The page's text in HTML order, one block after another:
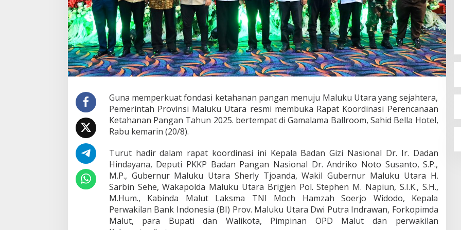
n
a
a
n
K
a
h
a
n
a
n
g
a
n
P
r
Guna memperkuat fondasi ketahanan pangan menuju Maluku Utara yang sejahtera,
Pemerintah Provinsi Maluku Utara resmi membuka Rapat Koordinasi Perencanaan
Ketahanan Pangan Tahun 2025. bertempat di Gamalama Ballroom, Sahid Bella Hotel,
Rabu kemarin (20/8).
Turut hadir dalam rapat koordinasi ini Kepala Badan Gizi Nasional Dr. Ir. Dadan
Hindayana, Deputi PKKP Badan Pangan Nasional Dr. Andriko Noto Susanto, S.P.,
M.P., Gubernur Maluku Utara Sherly Tjoanda, Wakil Gubernur Maluku Utara H.
Sarbin Sehe, Wakapolda Maluku Utara Brigjen Pol. Stephen M. Napiun, S.I.K., S.H.,
M.Hum., Kabinda Malut Laksma TNI Moch Hamzah Soerjo Widodo, Kepala
Perwakilan Bank Indonesia (BI) Prov. Maluku Utara Dwi Putra Indrawan, Forkopimda
Malut, para Bupati dan Walikota, Pimpinan OPD Malut dan perwakilan